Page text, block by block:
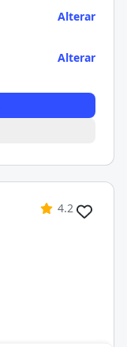
Alterar
Alterar
4.2